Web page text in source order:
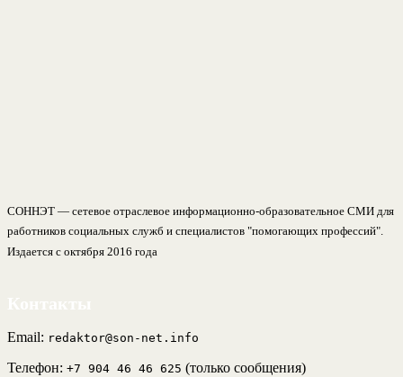
СОННЭТ — сетевое отраслевое информационно-образовательное СМИ для
работников социальных служб и специалистов "помогающих профессий".
Издается с октября 2016 года
Email: redaktor@son-net.info
Телефон: +7 904 46 46 625 (только сообщения)